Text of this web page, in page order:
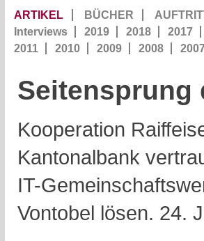
ARTIKEL BÜCHER
Interviews
2019 2018
2017
2011
2010 2009 2008
Seitensprung
Kooperation
Kantonalbank
IT-
Vontobel lösen. 24.